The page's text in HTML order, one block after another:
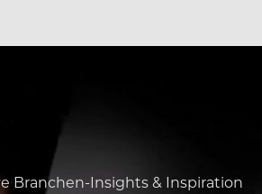
Branchen-Insights & Inspiration